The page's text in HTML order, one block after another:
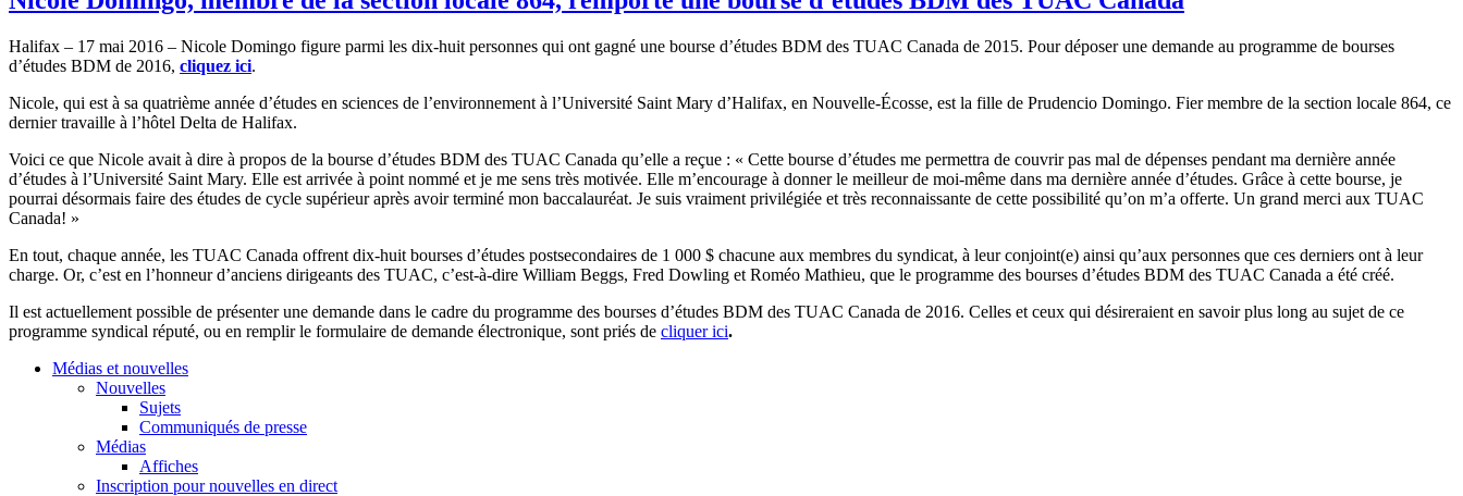
Halifax – 17 mai 2016 – Nicole Domingo figure parmi les dix-huit personnes qui ont gagné une bourse d’études BDM des TUAC Canada de 2015. Pour déposer une demande au programme de bourses
d’études BDM de 2016, cliquez ici.
Nicole, qui est à sa quatrième année d’études en sciences de l’environnement à l’Université Saint Mary d’Halifax, en Nouvelle-Écosse, est la fille de Prudencio Domingo. Fier membre de la section locale 864, ce
dernier travaille à l’hôtel Delta de Halifax.
Voici ce que Nicole avait à dire à propos de la bourse d’études BDM des TUAC Canada qu’elle a reçue : « Cette bourse d’études me permettra de couvrir pas mal de dépenses pendant ma dernière année
d’études à l’Université Saint Mary. Elle est arrivée à point nommé et je me sens très motivée. Elle m’encourage à donner le meilleur de moi-même dans ma dernière année d’études. Grâce à cette bourse, je
pourrai désormais faire des études de cycle supérieur après avoir terminé mon baccalauréat. Je suis vraiment privilégiée et très reconnaissante de cette possibilité qu’on m’a offerte. Un grand merci aux TUAC
Canada! »
En tout, chaque année, les TUAC Canada offrent dix-huit bourses d’études postsecondaires de 1 000 $ chacune aux membres du syndicat, à leur conjoint(e) ainsi qu’aux personnes que ces derniers ont à leur
charge. Or, c’est en l’honneur d’anciens dirigeants des TUAC, c’est-à-dire William Beggs, Fred Dowling et Roméo Mathieu, que le programme des bourses d’études BDM des TUAC Canada a été créé.
Il est actuellement possible de présenter une demande dans le cadre du programme des bourses d’études BDM des TUAC Canada de 2016. Celles et ceux qui désireraient en savoir plus long au sujet de ce
programme syndical réputé, ou en remplir le formulaire de demande électronique, sont priés de cliquer ici.
Médias et nouvelles
Nouvelles
Sujets
Communiqués de presse
Médias
Affiches
Inscription pour nouvelles en direct